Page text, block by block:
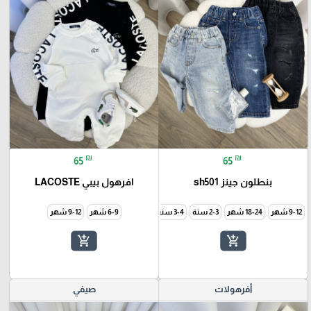
65 ₪
بنطلون جينز sh501
9-12 شهر 18-24 شهر ‏2-3 سنة 3-4 سنة
add_shopping_cart
65 ₪
افرهول بيبي LACOSTE
6-9 شهر 9-12 شهر
add_shopping_cart
أفرهولات صيفي